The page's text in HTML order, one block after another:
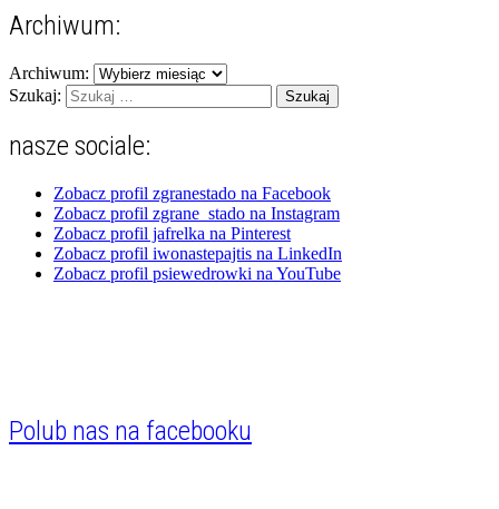
Archiwum:
Archiwum:
Szukaj:
nasze sociale:
Zobacz profil zgranestado na Facebook
Zobacz profil zgrane_stado na Instagram
Zobacz profil jafrelka na Pinterest
Zobacz profil iwonastepajtis na LinkedIn
Zobacz profil psiewedrowki na YouTube
Polub nas na facebooku